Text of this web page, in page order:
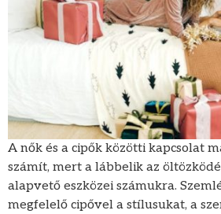
A nők és a cipők közötti kapcsolat
számít, mert a lábbelik az
alapvető eszközei számukra.
megfelelő cipővel a stílusukat, a